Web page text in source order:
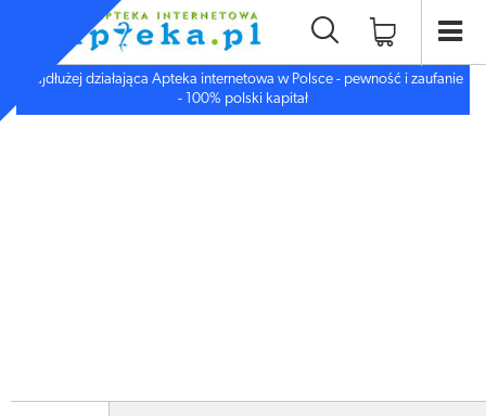
Najdłużej działająca Apteka internetowa w Polsce - pewność i zaufanie
- 100% polski kapitał